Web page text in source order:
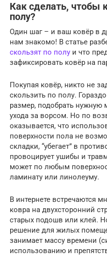
Как сделать, чтобы
полу?
Один шаг – и ваш ковёр в
нам знакомо! В статье
скользят по полу и что
зафиксировать ковёр на
Покупая ковёр, никто не
скользить по полу.
размер, подобрать нужную
ухода за ворсом. Но по
оказывается, что
поверхности пола не
складки, “убегает” в
провоцирует ушибы и
может по любым
ламинату или линолеуму.
В интернете встречаются
ковра на двухсторонний
старых подошв или клей.
решение для жилых
занимает массу времени
использованию и